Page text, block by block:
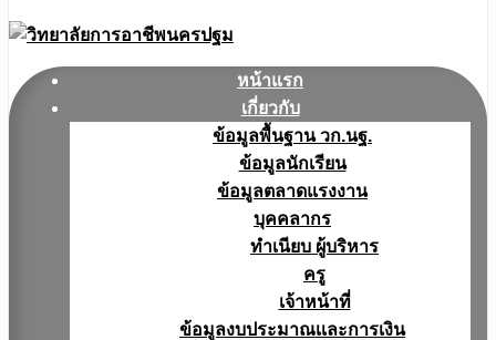
หน้าแรก
เกี่ยวกับ
ข้อมูลพื้นฐาน วก.นฐ.
ข้อมูลนักเรียน
ข้อมูลตลาดแรงงาน
บุคคลากร
ทำเนียบ ผู้บริหาร
ครู
เจ้าหน้าที่
ข้อมูลงบประมาณเเละการเงิน